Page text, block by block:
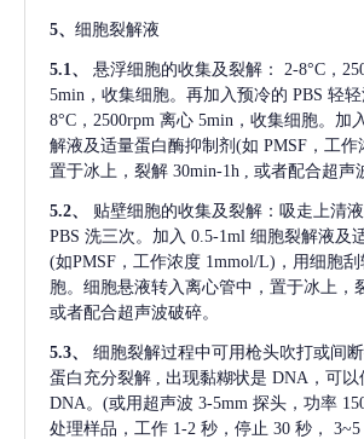
5、 细胞裂解液
5.1、 悬浮细胞的收集及裂解：
2-8°C，
5min，收集细胞。再加入预冷的 PBS 轻
8°C，2500rpm 离心 5min，收集细胞。加
解液及适量蛋白酶抑制剂(如 PMSF，工作
置于冰上，裂解 30min-1h , 或者配合超声
5.2、
贴壁细胞的收集及裂解：吸走上清
PBS 洗三次。加入 0.5-1ml 细胞裂解液及
(如PMSF，工作浓度 1mmol/L)，用细胞
胞。细胞悬液转入离心管中，置于冰上，
或者配合超声波破碎。
5.3、
细胞裂解过程中可用枪头吹打或间
蛋白充分裂解
, 出现黏糊状是 DNA，可
DNA。(或用超声波 3-5mm 探头，功率
处理样品，工作 1-2 秒，停止 30 秒，